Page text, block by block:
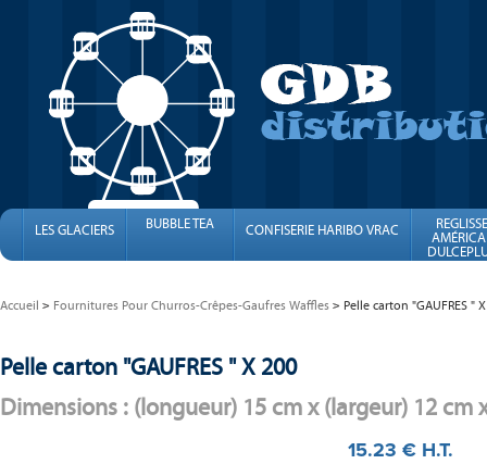
LES GLACIERS BUBBLE TEA CONFISERIE HARIBO VRAC
FINI
Accueil Fournitures Pour Churros-Crêpes-Gaufres Waffles Pelle carton "GAUFRES "
Pelle carton "GAUFRES " X 200
Dimensions : (longueur) 15 cm x (largeur) 12 cm
15.23 € H.T.